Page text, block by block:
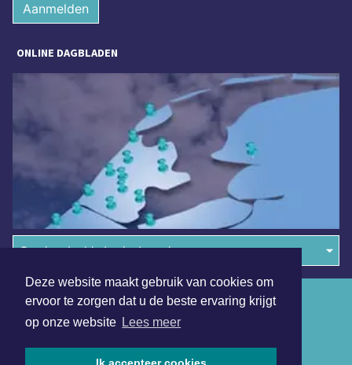
Deze website maakt gebruik van cookies om
ervoor te zorgen dat u de beste ervaring krijgt
op onze website Lees meer
Aanmelden
ONLINE DAGBLADEN
Overige dagbladen in de regio
Algemene voorwaarden
Disclaimer